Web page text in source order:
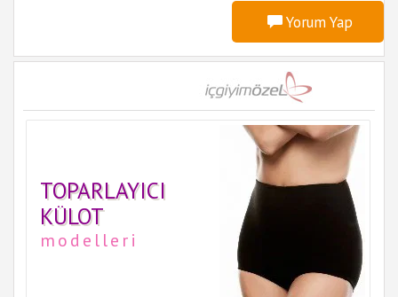
Yorum Yap
TOPARLAYICI
KÜLOT
modelleri